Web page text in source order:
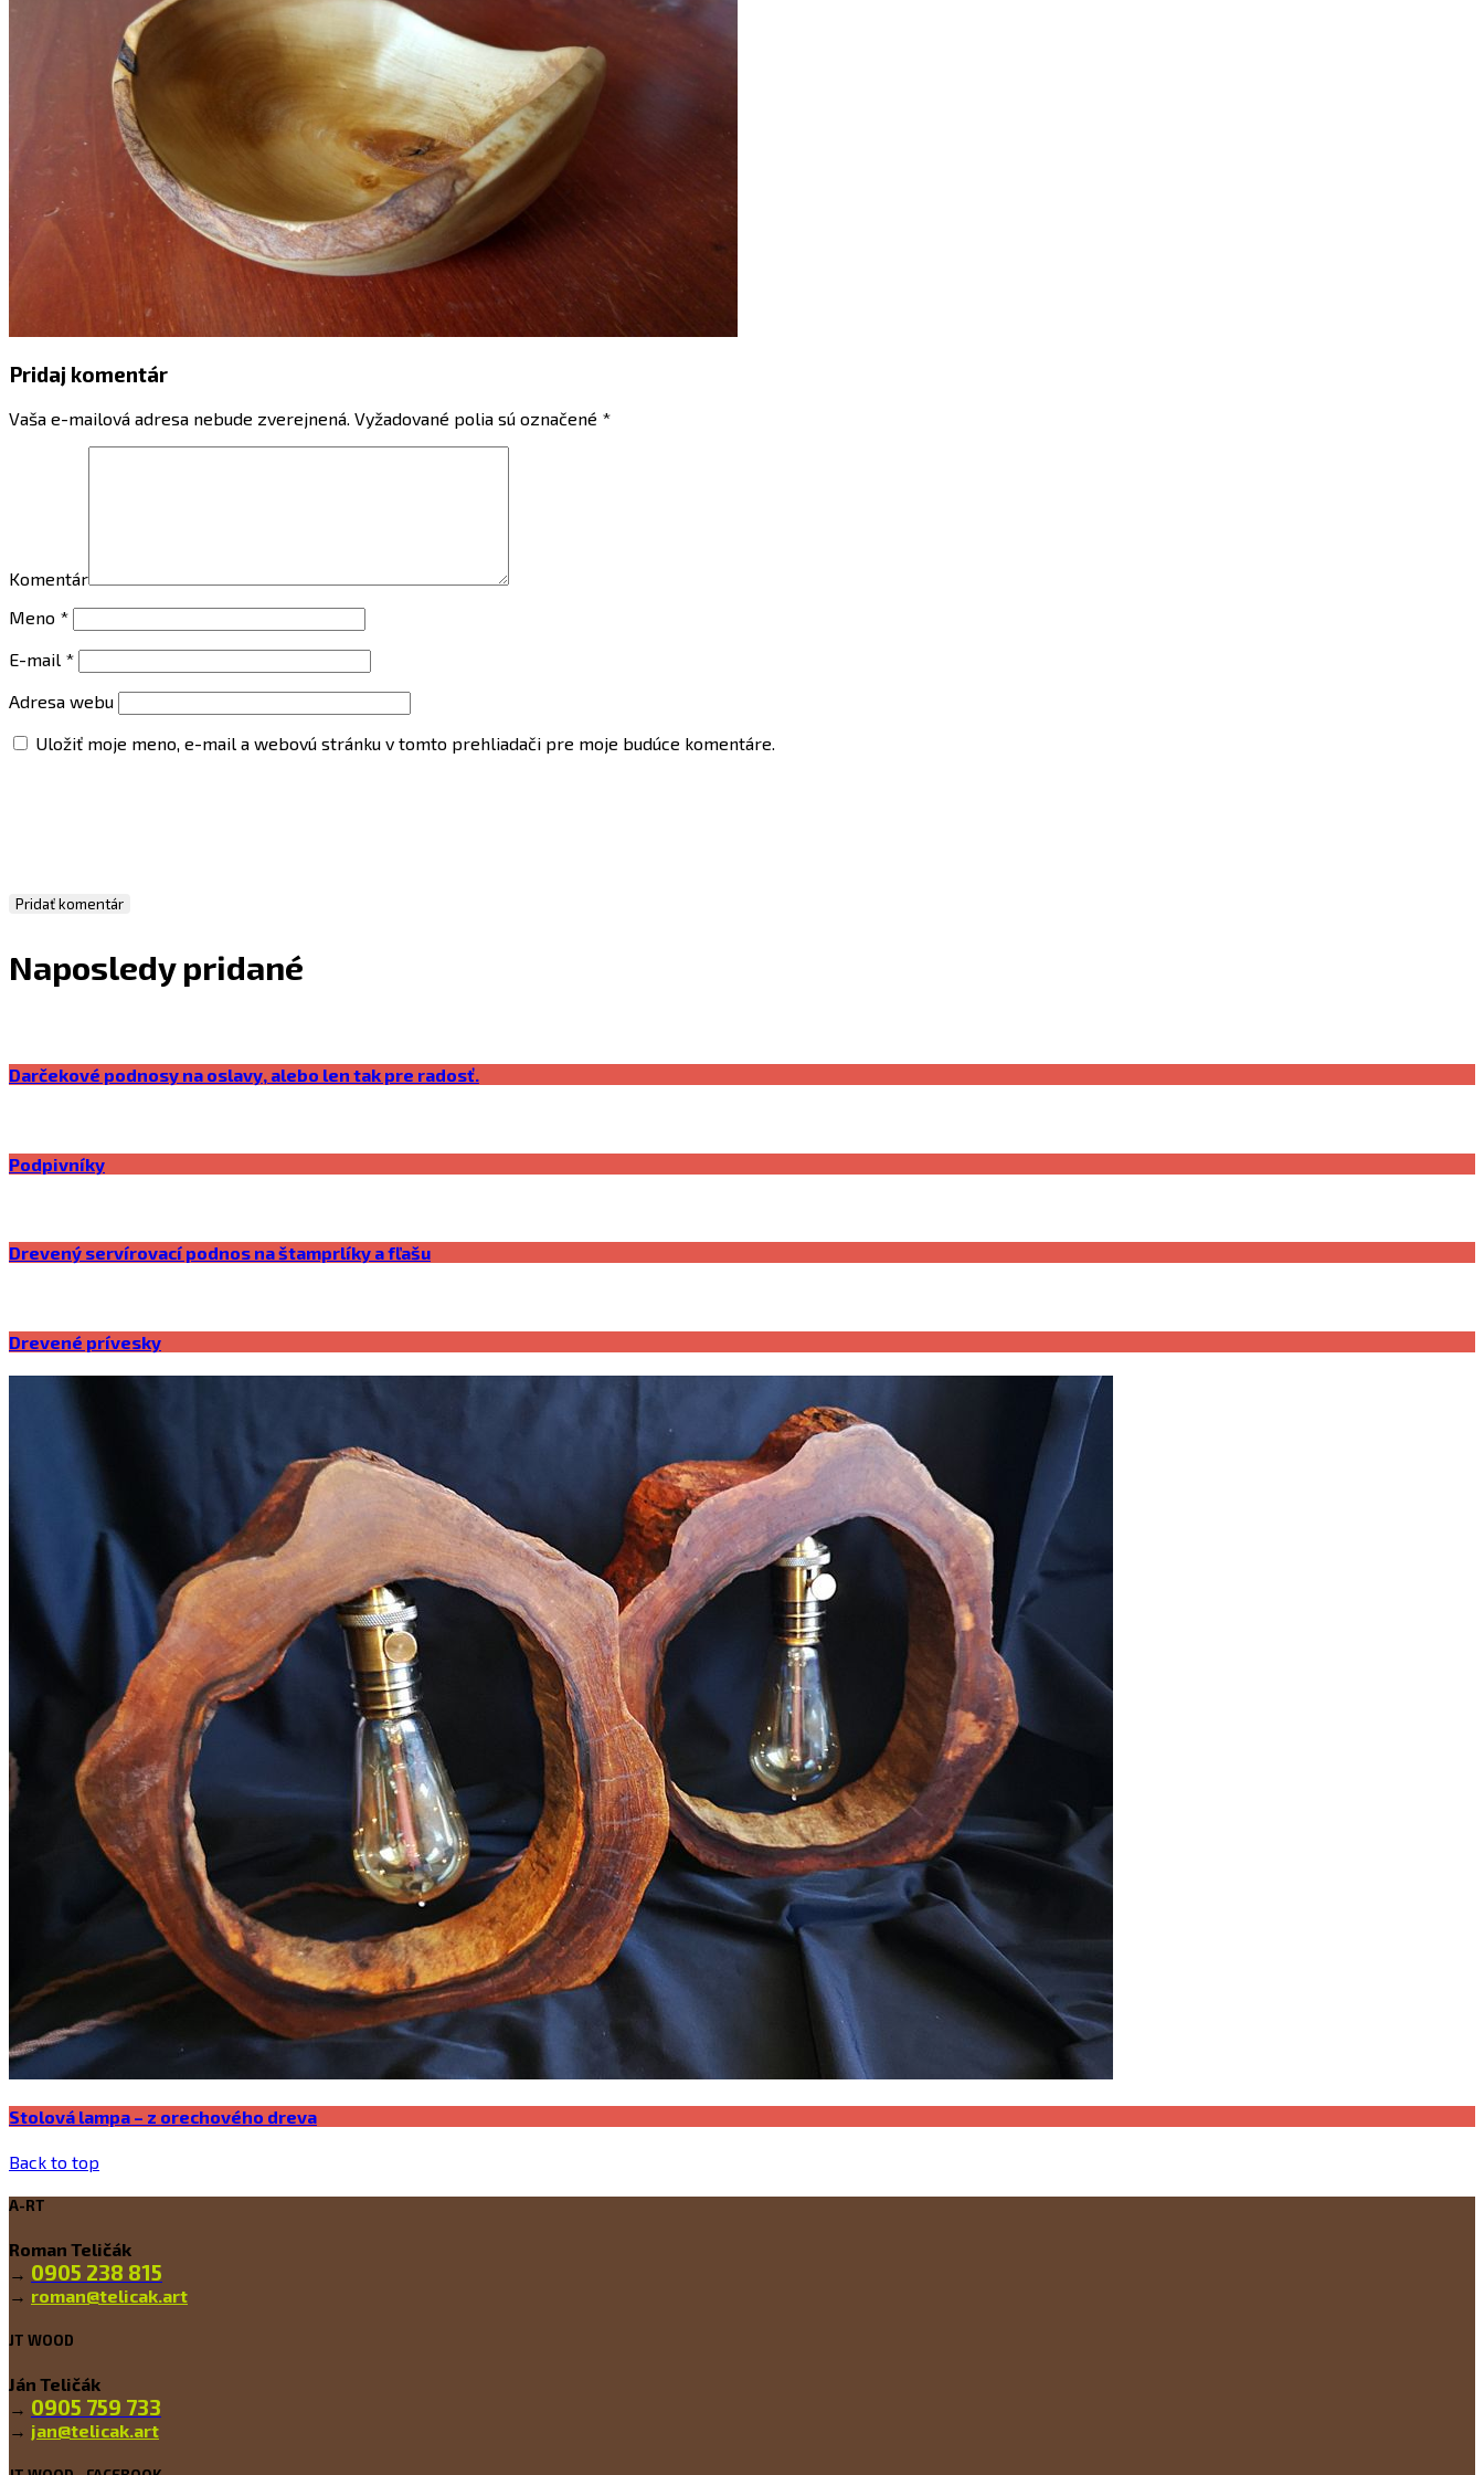
Pridaj komentár
Vaša e-mailová adresa nebude zverejnená. Vyžadované polia sú označené *
Komentár
Meno *
E-mail *
Adresa webu
Uložiť moje meno, e-mail a webovú stránku v tomto prehliadači pre moje budúce komentáre.
Naposledy pridané
Darčekové podnosy na oslavy, alebo len tak pre radosť.
Podpivníky
Drevený servírovací podnos na štamprlíky a fľašu
Drevené prívesky
Stolová lampa – z orechového dreva
Back to top
A-RT
Roman Teličák
→ 0905 238 815
→ roman@telicak.art
JT WOOD
Ján Teličák
→ 0905 759 733
→ jan@telicak.art